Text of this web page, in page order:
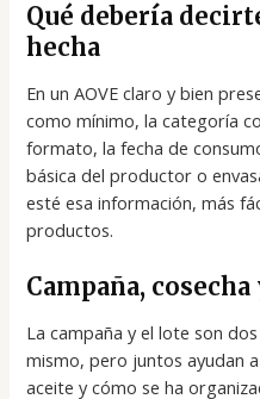
Qué debería
hecha
En un AOVE claro y bien
como mínimo, la categoría
formato, la fecha de
básica del productor o
esté esa información, más
productos.
Campaña,
La campaña y el lote son
mismo, pero juntos ayudan
aceite y cómo se ha